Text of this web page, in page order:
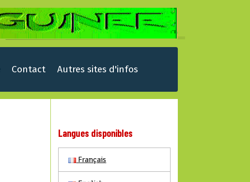
Contact Autres sites d'infos
Langues disponibles
Français